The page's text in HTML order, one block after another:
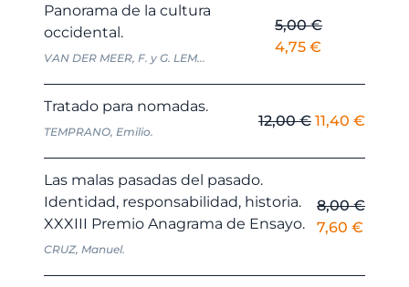
Panorama de la cultura
occidental.
VAN DER MEER, F. y G. LEM...
5,00€
El
original
era:
5,00 €.
4,75€
actual
es:
4,75 €.
Tratado para nomadas.
TEMPRANO, Emilio.
12,00€ El
original
12,00 €.
11,40 €
11,40
Las malas pasadas del pasado.
Identidad, responsabilidad, historia.
XXXIII Premio Anagrama de Ensayo.
CRUZ, Manuel.
8,00€
El
7,60 €